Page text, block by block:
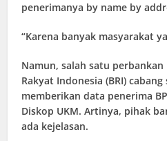
penerimanya by name by
“Karena banyak masyarakat
Namun, salah satu
Rakyat Indonesia (BRI)
memberikan data penerima
Diskop UKM. Artinya, pihak
ada kejelasan.